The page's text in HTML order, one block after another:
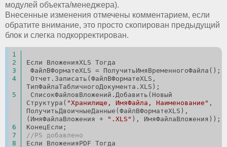
модулей объекта/менеджера).
Внесенные изменения отмечены комментарием, если
обратите внимание, это просто скопирован предыдущий
блок и слегка подкорректирован.
Если ВложенияXLS Тогда
ФайлВФорматеXLS = ПолучитьИмяВременногоФайла();
ТипФайлаТабличногоДокумента.XLS);
Структура( "Хранилище, ИмяФайла, Наименование" ,
ПолучитьДвоичныеДанные(ФайлВФорматеXLS),
(ИмяФайлаВложения +
".XLS" ), ИмяФайлаВложения));
КонецЕсли;
//PS добавлено
Если ВложенияPDF Тогда